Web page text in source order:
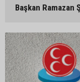
Başkan